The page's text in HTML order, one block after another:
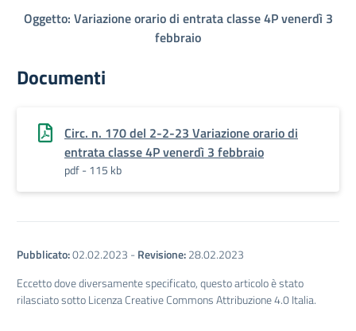
Oggetto: Variazione orario di entrata classe 4P venerdì 3
febbraio
Documenti
Circ. n. 170 del 2-2-23 Variazione orario di
entrata classe 4P venerdì 3 febbraio
pdf - 115 kb
Pubblicato:02.02.2023 -Revisione:28.02.2023
Eccetto dove diversamente specificato, questo articolo è stato
rilasciato sotto Licenza Creative Commons Attribuzione 4.0 Italia.